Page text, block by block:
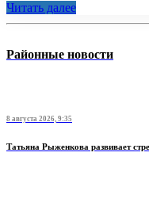
Читать далее
Районные новости
8 августа 2026, 9:35
Татьяна Рыженкова развивает